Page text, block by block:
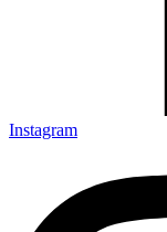
Instagram